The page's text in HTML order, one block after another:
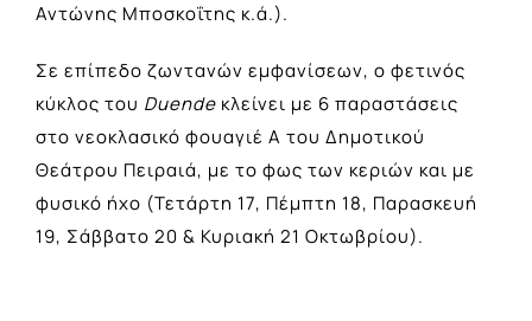
Αντώνης Μποσκοΐτης κ.ά.).
Σε επίπεδο ζωντανών εμφανίσεων, ο φετινός
κύκλος του Duende κλείνει με 6 παραστάσεις
στο νεοκλασικό φουαγιέ Α του Δημοτικού
Θεάτρου Πειραιά, με το φως των κεριών και με
φυσικό ήχο (Τετάρτη 17, Πέμπτη 18, Παρασκευή
19, Σάββατο 20 & Κυριακή 21 Οκτωβρίου).